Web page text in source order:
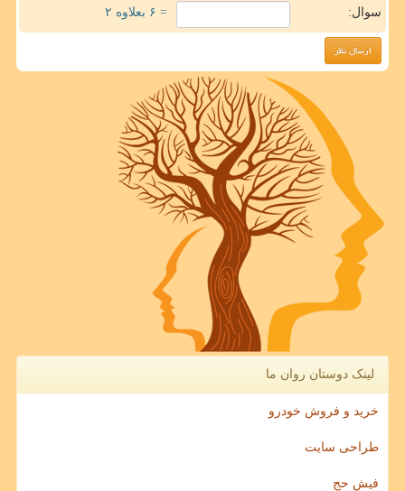
سوال: = ۶ بعلاوه ۲
لینک دوستان روان ما
خرید و فروش خودرو
طراحی سایت
فیش حج